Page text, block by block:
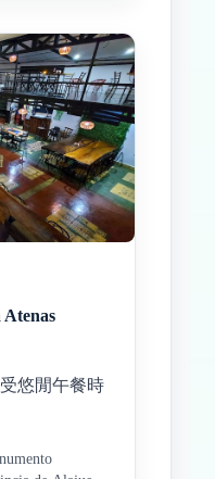
Atenas
悠閒午餐時